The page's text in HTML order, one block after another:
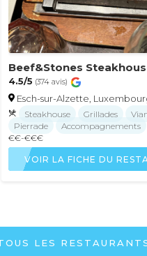
Beef&Stones
4.5/5 (374 avis)
Esch-sur-Alzette,
Steakhouse Grillades
Pierrade
Accompagnements
€€-€€€
VOIR LA FICHE DU
LES